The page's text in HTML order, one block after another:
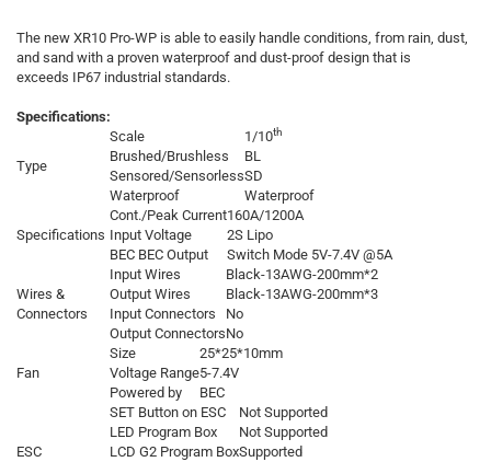
The new XR10 Pro-WP is able to easily handle conditions, from rain, dust,
and sand with a proven waterproof and dust-proof design that is
exceeds IP67 industrial standards.
Specifications:
Type
Scale 1/10th
Brushed/Brushless
BL
Sensored/SensorlessSD
Waterproof
Waterproof
Specifications
Cont./Peak Current160A/1200A
Input Voltage
2S Lipo
BEC BEC Output
Switch Mode 5V-7.4V @5A
Wires &
Connectors
Input Wires
Black-13AWG-200mm*2
Output Wires
Black-13AWG-200mm*3
Input Connectors
No
Output ConnectorsNo
Fan
Size
25*25*10mm
Voltage Range5-7.4V
Powered by
BEC
ESC
SET Button on ESC
Not Supported
LED Program Box
Not Supported
LCD G2 Program BoxSupported